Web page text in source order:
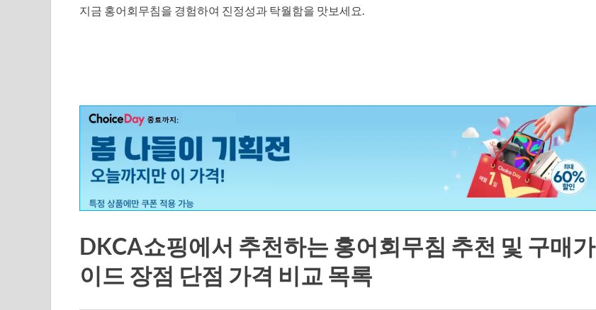
지금 홍어회무침을 경험하여 진정성과 탁월함을 맛보세요.
DKCA쇼핑에서 추천하는 홍어회무침 추천 및 구매가
이드 장점 단점 가격 비교 목록